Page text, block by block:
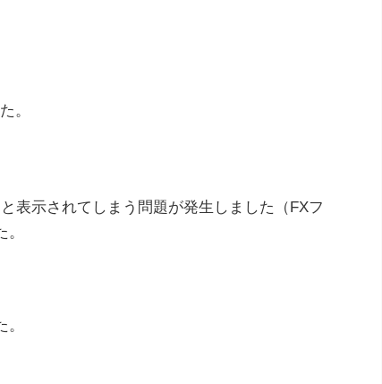
。
表示されてしまう問題が発生しました（FXフ